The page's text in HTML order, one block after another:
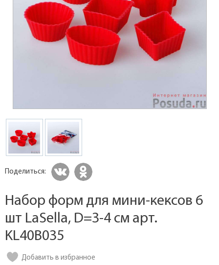
Поделиться:
Набор форм для мини-кексов 6
шт LaSella, D=3-4 см арт.
KL40B035
Добавить в избранное